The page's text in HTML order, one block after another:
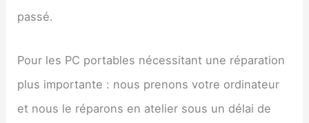
passé.
Pour les PC portables nécessitant une réparation
plus importante : nous prenons votre ordinateur
et nous le réparons en atelier sous un délai de